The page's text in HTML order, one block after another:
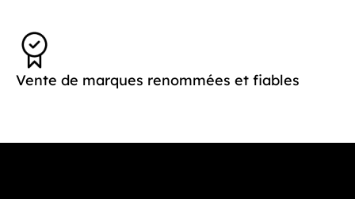
Vente de marques renommées et fiables